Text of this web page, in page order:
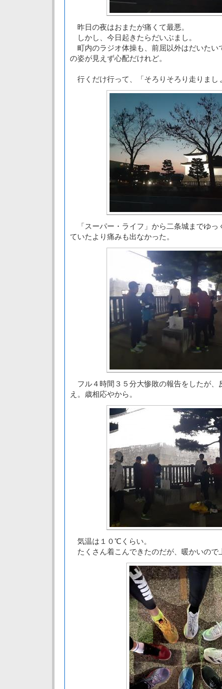
昨日の夜はおまたが痛くて最悪。
しかし、今日起きたらだいぶまし。
町内のラジオ体操も、前屈以外はだいたい
の姿が見えず心配だけれど。
行くだけ行って、「そろりそろり走りまし
「スーパー・ライフ」から二条城までゆっ
ていたより痛みも出なかった。
フル４時間３５分大惨敗の報告をしたが、
え。歳相応やから。
気温は１０℃くらい。
たくさん着こんできたのだが、暖かいので